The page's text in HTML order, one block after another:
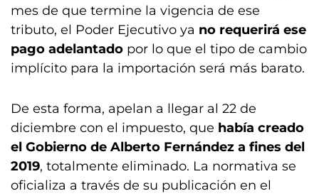
mes de que termine la vigencia de ese
tributo, el Poder Ejecutivo ya no requerirá ese
pago adelantado por lo que el tipo de cambio
implícito para la importación será más barato.
De esta forma, apelan a llegar al 22 de
diciembre con el impuesto, que había creado
el Gobierno de Alberto Fernández a fines del
2019, totalmente eliminado. ⁠La normativa se
oficializa a través de su publicación en el